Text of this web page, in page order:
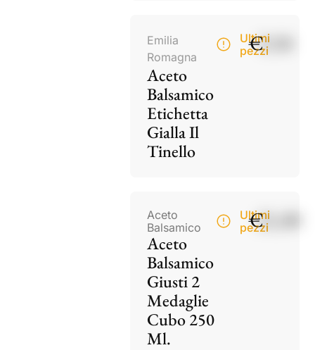
Emilia
Romagna
Aceto
Balsamico
Etichetta
Gialla Il
Tinello
Ultimi
pezzi
€9,50
Aceto
Balsamico
Aceto
Balsamico
Giusti 2
Medaglie
Cubo 250
Ml.
Ultimi
pezzi
€21,00